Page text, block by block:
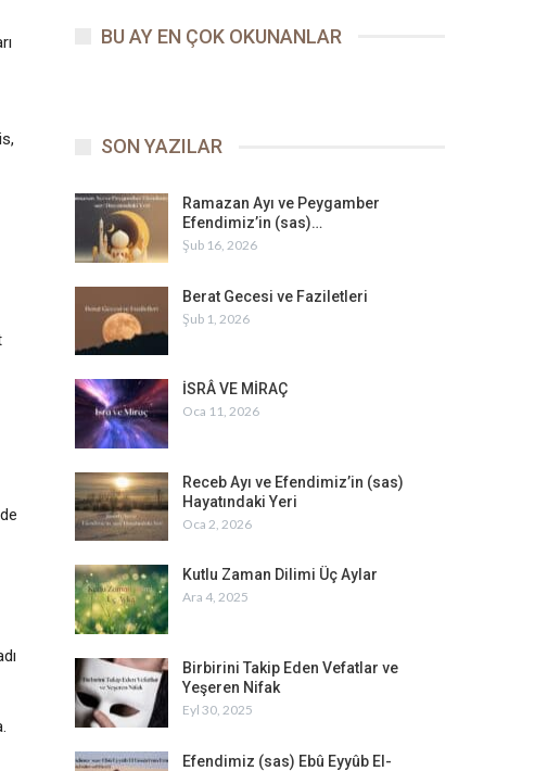
BU AY EN ÇOK OKUNANLAR
SON YAZILAR
Ramazan Ayı ve Peygamber
Efendimiz’in (sas)…
Şub 16, 2026
Berat Gecesi ve Faziletleri
Şub 1, 2026
İSRÂ VE MİRAÇ
Oca 11, 2026
Receb Ayı ve Efendimiz’in (sas)
Hayatındaki Yeri
Oca 2, 2026
Kutlu Zaman Dilimi Üç Aylar
Ara 4, 2025
Birbirini Takip Eden Vefatlar ve
Yeşeren Nifak
Eyl 30, 2025
Efendimiz (sas) Ebû Eyyûb El-